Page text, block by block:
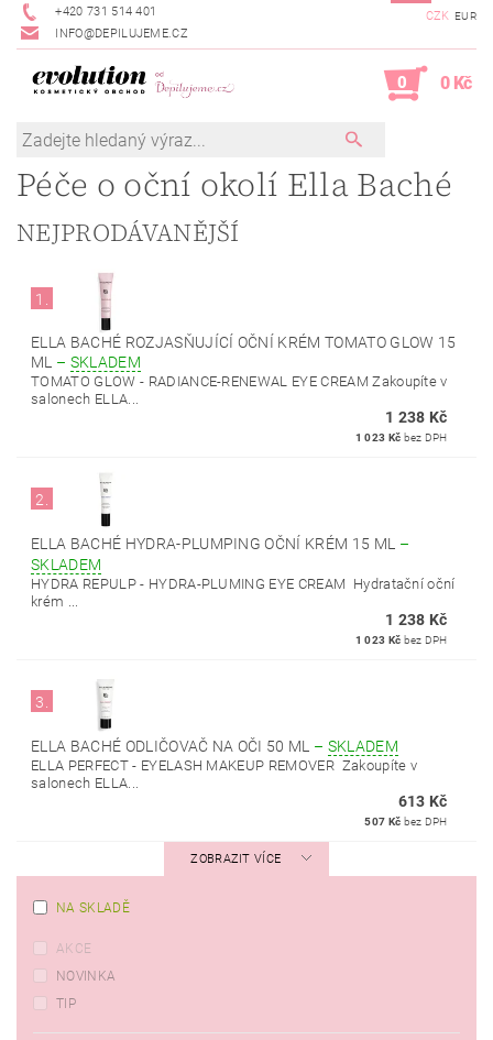
+420 731 514 401
INFO@DEPILUJEME.CZ
CZK EUR
0 0 Kč
Péče o oční okolí Ella Baché
NEJPRODÁVANĚJŠÍ
1.
ELLA BACHÉ ROZJASŇUJÍCÍ OČNÍ KRÉM TOMATO GLOW 15
ML – SKLADEM
TOMATO GLOW - RADIANCE-RENEWAL EYE CREAM Zakoupíte v
salonech ELLA...
1 238 Kč
1 023 Kč bez DPH
2.
ELLA BACHÉ HYDRA-PLUMPING OČNÍ KRÉM 15 ML –
SKLADEM
HYDRA REPULP - HYDRA-PLUMING EYE CREAM Hydratační oční
krém ...
1 238 Kč
1 023 Kč bez DPH
3.
ELLA BACHÉ ODLIČOVAČ NA OČI 50 ML – SKLADEM
ELLA PERFECT - EYELASH MAKEUP REMOVER Zakoupíte v
salonech ELLA...
613 Kč
507 Kč bez DPH
ZOBRAZIT VÍCE
NA SKLADĚ
AKCE
NOVINKA
TIP